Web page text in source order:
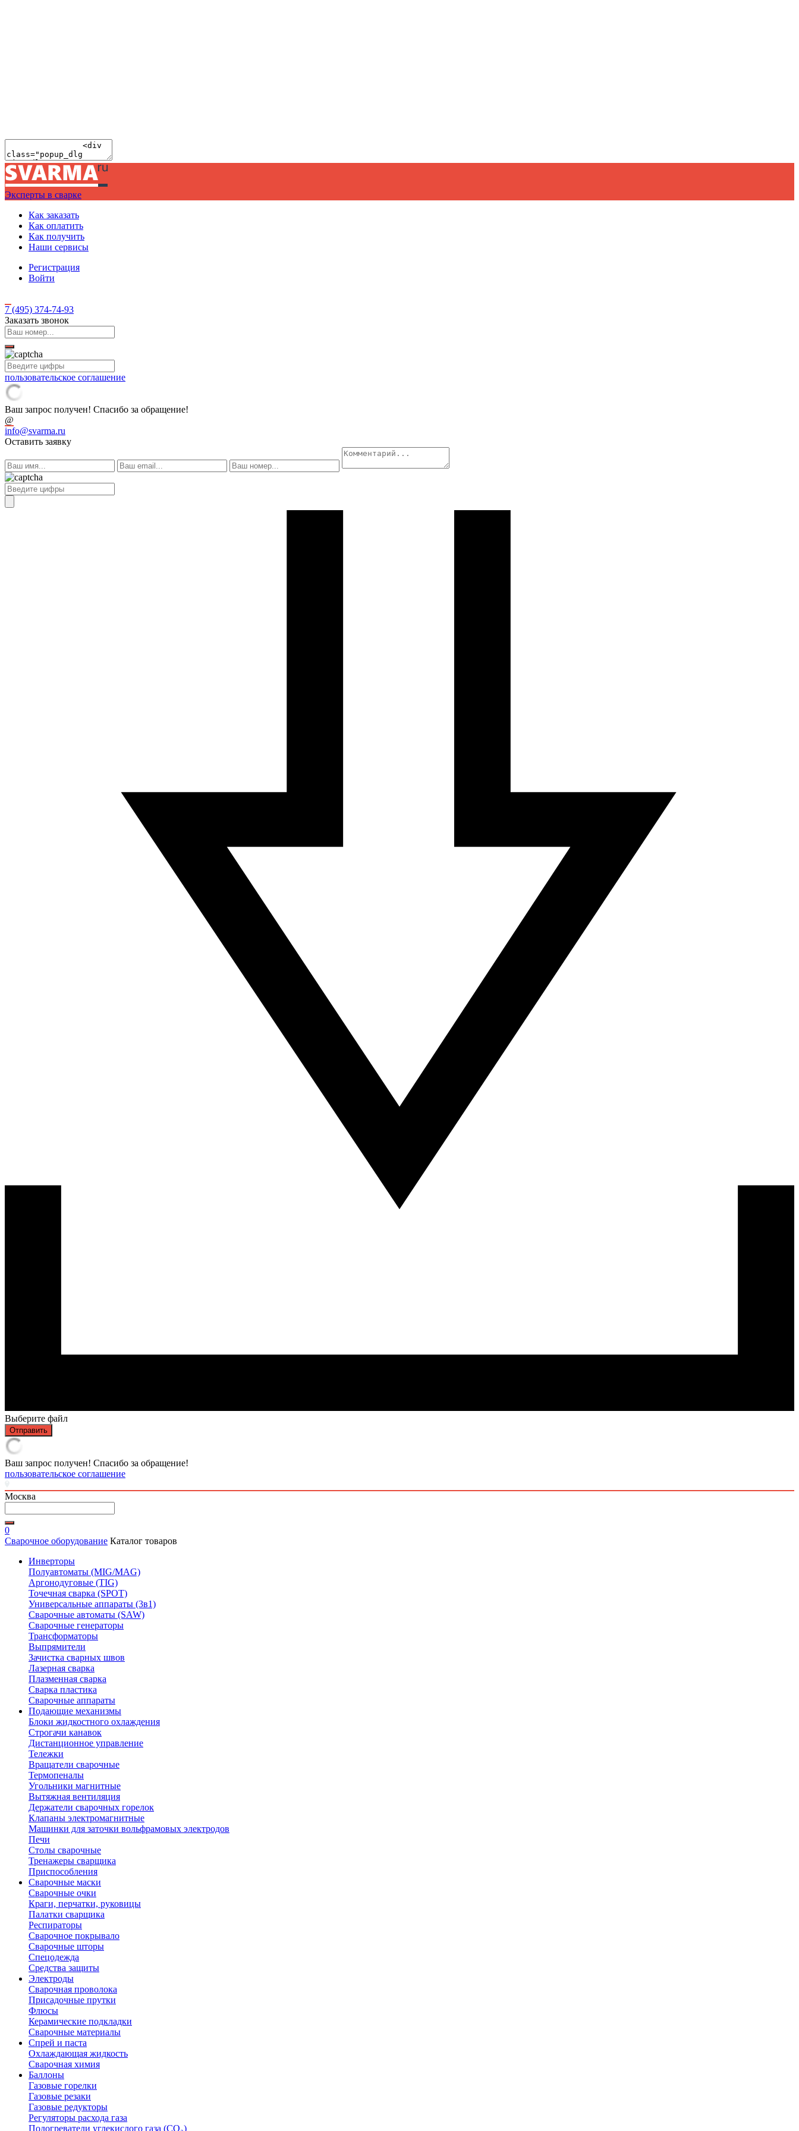
Эксперты в сварке
Как заказать
Как оплатить
Как получить
Наши сервисы
Регистрация
Войти
7 (495) 374-74-93
Заказать звонок
пользовательское соглашение
Ваш запрос получен! Спасибо за обращение!
@
info@svarma.ru
Оставить заявку
Выберите файл
Отправить
Ваш запрос получен! Спасибо за обращение!
пользовательское соглашение
Москва
0
Сварочное оборудование Каталог товаров
Инверторы
Полуавтоматы (MIG/MAG)
Аргонодуговые (TIG)
Точечная сварка (SPOT)
Универсальные аппараты (3в1)
Сварочные автоматы (SAW)
Сварочные генераторы
Трансформаторы
Выпрямители
Зачистка сварных швов
Лазерная сварка
Плазменная сварка
Сварка пластика
Сварочные аппараты
Подающие механизмы
Блоки жидкостного охлаждения
Строгачи канавок
Дистанционное управление
Тележки
Вращатели сварочные
Термопеналы
Угольники магнитные
Вытяжная вентиляция
Держатели сварочных горелок
Клапаны электромагнитные
Машинки для заточки вольфрамовых электродов
Печи
Столы сварочные
Тренажеры сварщика
Приспособления
Сварочные маски
Сварочные очки
Краги, перчатки, руковицы
Палатки сварщика
Респираторы
Сварочное покрывало
Сварочные шторы
Спецодежда
Средства защиты
Электроды
Сварочная проволока
Присадочные прутки
Флюсы
Керамические подкладки
Сварочные материалы
Спрей и паста
Охлаждающая жидкость
Сварочная химия
Баллоны
Газовые горелки
Газовые резаки
Газовые редукторы
Регуляторы расхода газа
Подогреватели углекислого газа (CO₂)